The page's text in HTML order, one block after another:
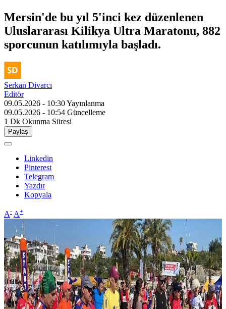
Mersin'de bu yıl 5'inci kez düzenlenen
Uluslararası Kilikya Ultra Maratonu, 882
sporcunun katılımıyla başladı.
Serkan Divarcı
Editör
09.05.2026 - 10:30Yayınlanma
09.05.2026 - 10:54 Güncelleme
1 Dk Okunma Süresi
Paylaş
Linkedin
Pinterest
Telegram
Yazdır
Kopyala
A- A+